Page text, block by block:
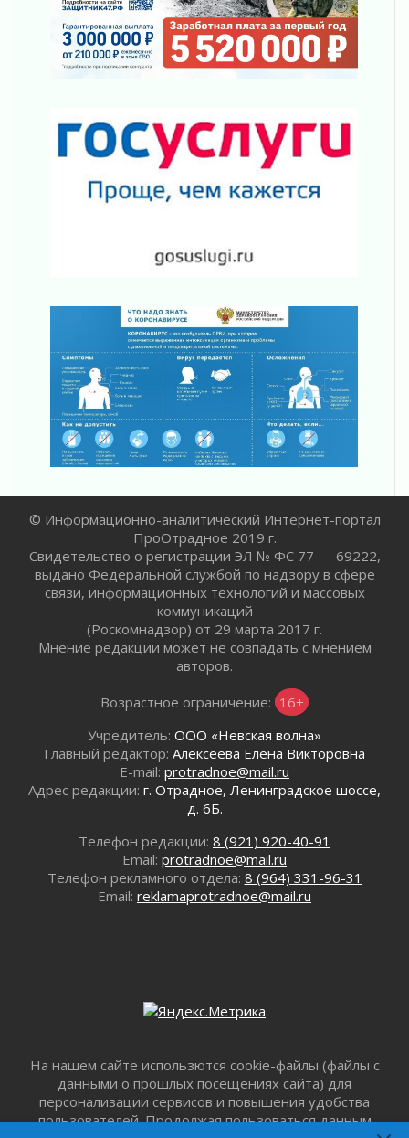
05 августа 2026
«Результат командный, заслуга каждого
ведомства и муниципалитета»
05 августа 2026
Не оставят в беде
05 августа 2026
На лидирующих позициях
04 августа 2026
Кадрового центра – 2026» подведены!
В Ленобласти растет потребление
мобильного трафика
04 августа 2026
Полумрак бьёт по карману
04 августа 2026
Вниманию автомобилистов!
04 августа 2026
Регион готовится к выборам
04 августа 2026
Никакого принуждения, только письменное
согласие
Без риска для здоровья и кошелька
04 августа 2026
04 августа 2026
04 августа 2026
Награды нашли строителей
03 августа 2026
Ленобласть повышает производительность
труда в ЖКХ
03 августа 2026
Поддержка волонтерских объединений
03 августа 2026
Новая площадка: 2027
Часть медиков в Ленобласти сможет
рассчитывать на доплату от региона
03 августа 2026
© Информационно-аналитический Интернет-портал
ПроОтрадное 2019 г.
Свидетельство о регистрации ЭЛ № ФС 77 — 69222,
выдано Федеральной службой по надзору в сфере
связи, информационных технологий и массовых
коммуникаций
(Роскомнадзор) от 29 марта 2017 г.
Мнение редакции может не совпадать с мнением
авторов.
Возрастное ограничение: 16+
Учредитель: ООО «Невская волна»
Главный редактор: Алексеева Елена Викторовна
E-mail: protradnoe@mail.ru
Адрес редакции: г. Отрадное, Ленинградское шоссе,
д. 6Б.
Телефон редакции: 8 (921) 920-40-91
Email: protradnoe@mail.ru
Телефон рекламного отдела: 8 (964) 331-96-31
Email: reklamaprotradnoe@mail.ru
На нашем сайте использются cookie-файлы (файлы с
данными о прошлых посещениях сайта) для
персонализации сервисов и повышения удобства
пользователей. Продолжая пользоваться данным